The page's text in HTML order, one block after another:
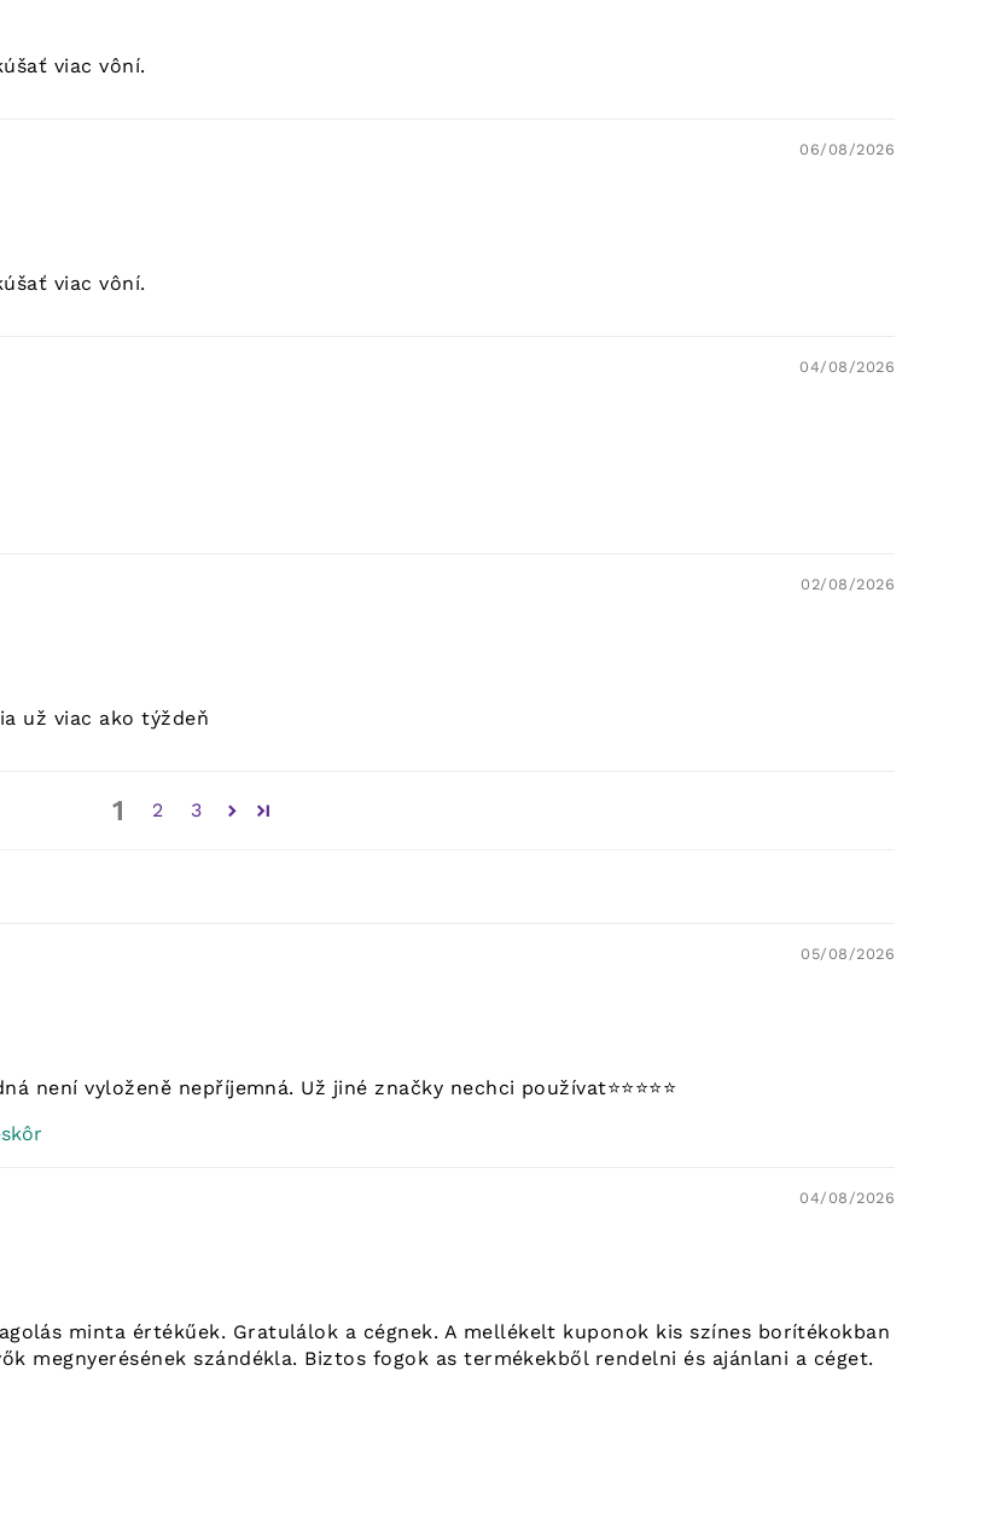
viac vôní.
06/08/2026
viac vôní.
04/08/2026
02/08/2026
už viac ako týždeň
1 2 3
05/08/2026
není vyloženě nepříjemná. Už jiné značky nechci používat⭐️⭐️⭐️⭐️⭐️
04/08/2026
minta értékűek. Gratulálok a cégnek. A mellékelt kuponok kis színes borítékokban
megnyerésének szándékla. Biztos fogok as termékekből rendelni és ajánlani a céget.